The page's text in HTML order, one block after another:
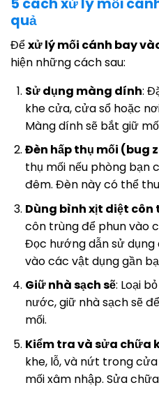
5 cách xử lý mối
quả
Đểxử lý mối cánh bay
hiện những cách sau:
Sử dụng màng dính:
khe cửa, cửa sổ hoặc
Màng dính sẽ bắt giữ
Đèn hấp thụ mối (bug
thụ mối nếu phòng bạn
đêm. Đèn này có thể
Dùng bình xịt diệt côn
côn trùng để phun vào
Đọc hướng dẫn sử
vào các vật dụng gần
Giữ nhà sạch sẽ: Loại
nước, giữ nhà sạch sẽ
mối.
Kiểm tra và sửa chữa
khe, lỗ, và nứt trong
mối xâm nhập. Sửa